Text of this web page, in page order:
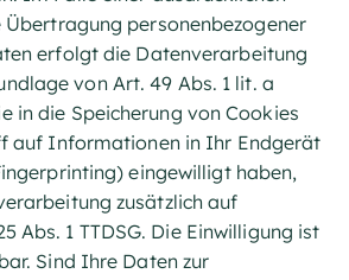
Übertragung personenbezogener
erfolgt die Datenverarbeitung
von Art. 49 Abs. 1 lit. a
in die Speicherung von Cookies
auf Informationen in Ihr Endgerät
eingewilligt haben,
zusätzlich auf
Abs. 1 TTDSG. Die Einwilligung ist
Sind Ihre Daten zur